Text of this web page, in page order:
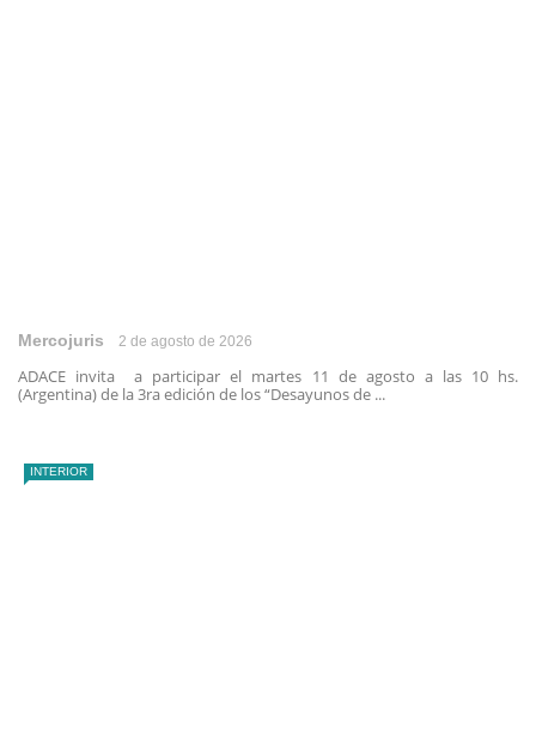
Mercojuris 2 de agosto de 2026
ADACE invita a participar el martes 11 de agosto a las 10 hs.
(Argentina) de la 3ra edición de los “Desayunos de ...
INTERIOR